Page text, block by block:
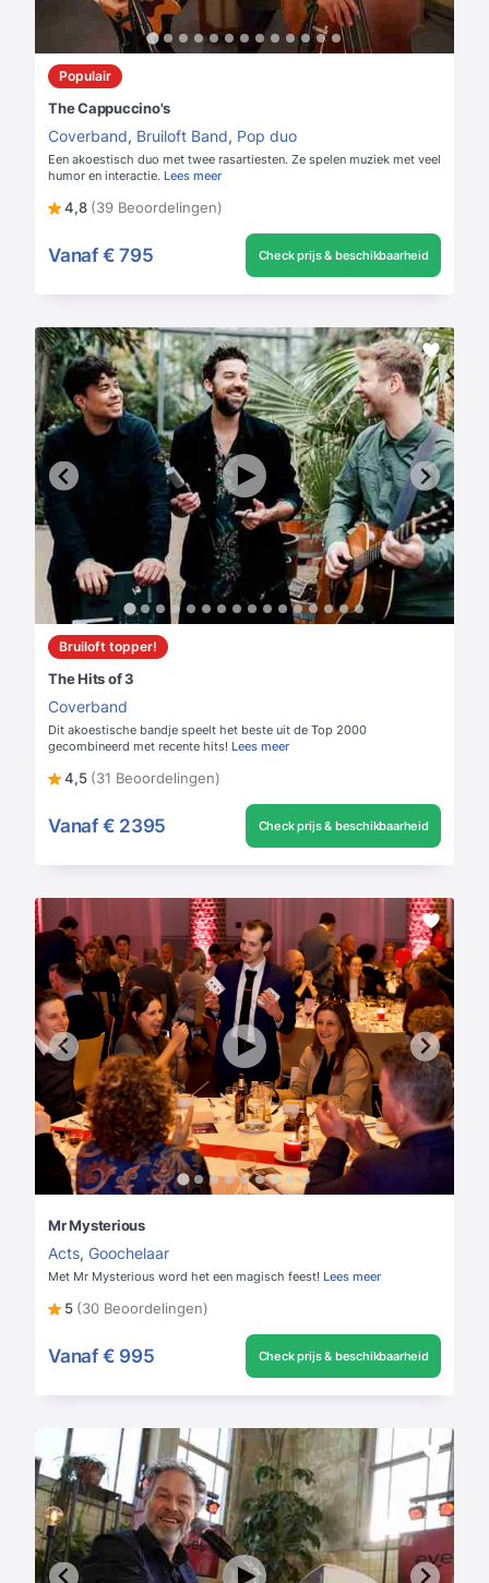
Populair
The Cappuccino's
Coverband, Bruiloft Band, Pop duo
Een akoestisch duo met twee rasartiesten. Ze spelen muziek met veel
humor en interactie. Lees meer
4,8 (39 Beoordelingen)
Vanaf € 795 Check prijs & beschikbaarheid
Bruiloft topper!
The Hits of 3
Coverband
Dit akoestische bandje speelt het beste uit de Top 2000
gecombineerd met recente hits! Lees meer
4,5 (31 Beoordelingen)
Vanaf € 2395 Check prijs & beschikbaarheid
Mr Mysterious
Acts, Goochelaar
Met Mr Mysterious word het een magisch feest! Lees meer
5 (30 Beoordelingen)
Vanaf € 995 Check prijs & beschikbaarheid